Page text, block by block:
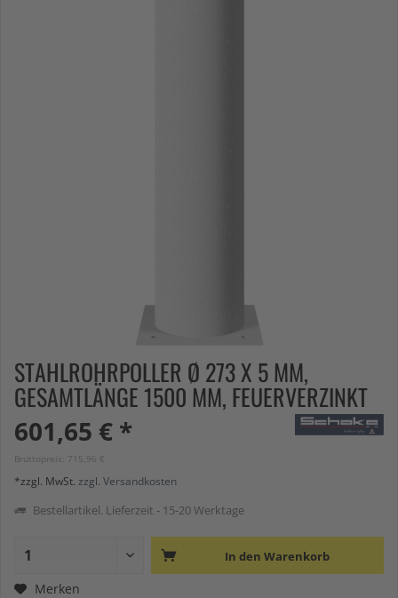
STAHLROHRPOLLER Ø 273 X 5 MM,
GESAMTLÄNGE 1500 MM, FEUERVERZINKT
601,65 € *
Bruttopreis: 715,96 €
*zzgl. MwSt. zzgl. Versandkosten
Bestellartikel. Lieferzeit - 15-20 Werktage
In den Warenkorb
Merken